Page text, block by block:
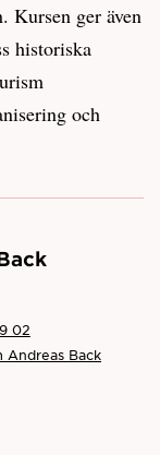
Kursen ger även
historiska
och
02
Andreas Back